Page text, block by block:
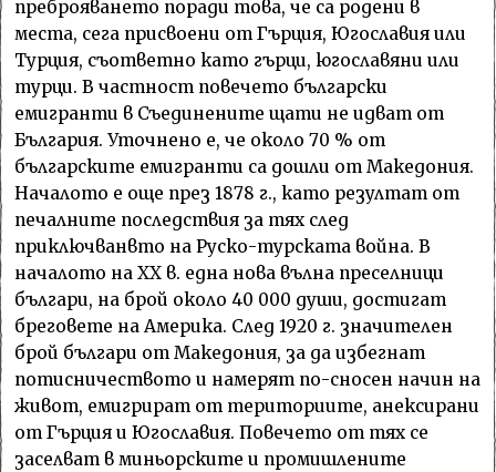
преброяването поради това, че са родени в
места, сега присвоени от Гърция, Югославия или
Турция, съответно като гърци, югославяни или
турци. В частност повечето български
емигранти в Съединените щати не идват от
България. Уточнено е, че около 70 % от
българските емигранти са дошли от Македония.
Началото е още през 1878 г., като резултат от
печалните последствия за тях след
приключванвто на Руско-турската война. В
началото на ХХ в. една нова вълна преселници
българи, на брой около 40 000 души, достигат
бреговете на Америка. След 1920 г. значителен
брой българи от Македония, за да избегнат
потисничеството и намерят по-сносен начин на
живот, емигрират от териториите, анексирани
от Гърция и Югославия. Повечето от тях се
заселват в миньорските и промишлените